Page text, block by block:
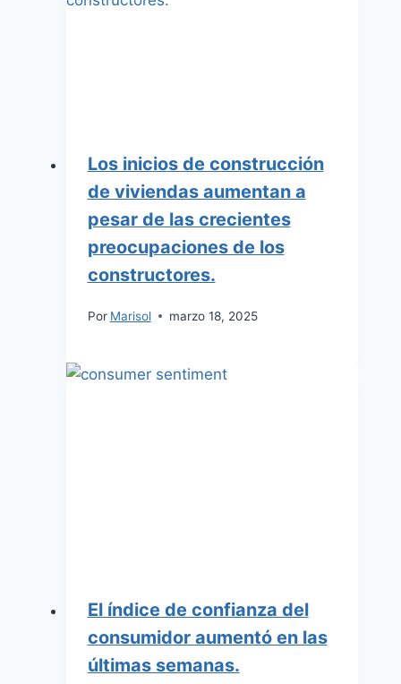
Los inicios de construcción
de viviendas aumentan a
pesar de las crecientes
preocupaciones de los
constructores.
Por Marisol marzo 18, 2025
El índice de confianza del
consumidor aumentó en las
últimas semanas.